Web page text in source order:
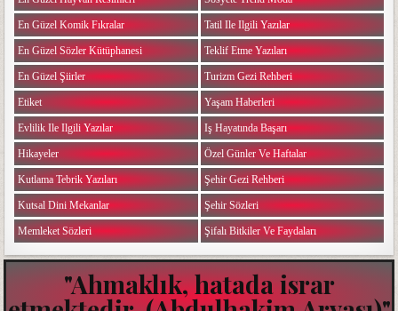
En Güzel Komik Fıkralar
En Güzel Sözler Kütüphanesi
En Güzel Şiirler
Etiket
Evlilik Ile Ilgili Yazılar
Hikayeler
Kutlama Tebrik Yazıları
Kutsal Dini Mekanlar
Memleket Sözleri
Tatil Ile Ilgili Yazılar
Teklif Etme Yazıları
Turizm Gezi Rehberi
Yaşam Haberleri
Iş Hayatında Başarı
Özel Günler Ve Haftalar
Şehir Gezi Rehberi
Şehir Sözleri
Şifalı Bitkiler Ve Faydaları
"Ahmaklık, hatada israr